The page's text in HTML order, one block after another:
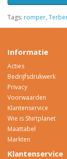
Tags: romper,
Informatie
Acties
Bedrijfsdrukwerk
Privacy
Voorwaarden
Klantenservice
Wie is Shirtplanet
Maattabel
Markten
Klantenservice